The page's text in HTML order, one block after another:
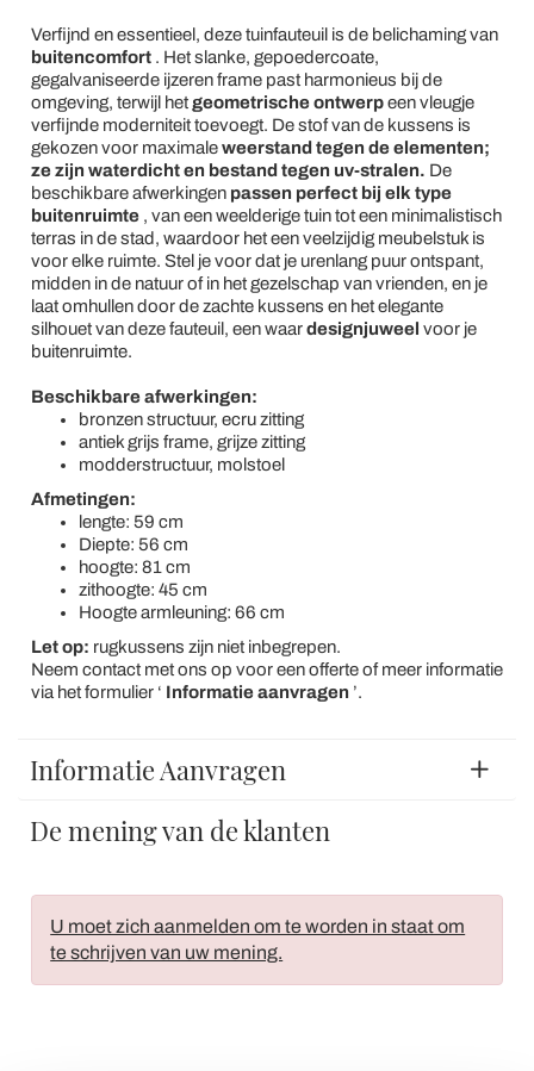
Verfijnd en essentieel, deze tuinfauteuil is de belichaming van
buitencomfort. Het slanke, gepoedercoate,
gegalvaniseerde ijzeren frame past harmonieus bij de
omgeving, terwijl hetgeometrische ontwerpeen vleugje
verfijnde moderniteit toevoegt. De stof van de kussens is
gekozen voor maximaleweerstand tegen de elementen;
ze zijn waterdicht en bestand tegen uv-stralen. De
beschikbare afwerkingen passen perfect bij elk type
buitenruimte, van een weelderige tuin tot een minimalistisch
terras in de stad, waardoor het een veelzijdig meubelstuk is
voor elke ruimte. Stel je voor dat je urenlang puur ontspant,
midden in de natuur of in het gezelschap van vrienden, en je
laat omhullen door de zachte kussens en het elegante
silhouet van deze fauteuil, een waardesignjuweel voor je
buitenruimte.
Beschikbare afwerkingen:
bronzen structuur, ecru zitting
antiek grijs frame, grijze zitting
modderstructuur, molstoel
Afmetingen:
lengte: 59 cm
Diepte: 56 cm
hoogte: 81 cm
zithoogte: 45 cm
Hoogte armleuning: 66 cm
Let op: rugkussens zijn niet inbegrepen.
Neem contact met ons op voor een offerte of meer informatie
via het formulier ‘ Informatie aanvragen ’.
Informatie Aanvragen
De mening van de klanten
U moet zich aanmelden om te worden in staat om
te schrijven van uw mening.